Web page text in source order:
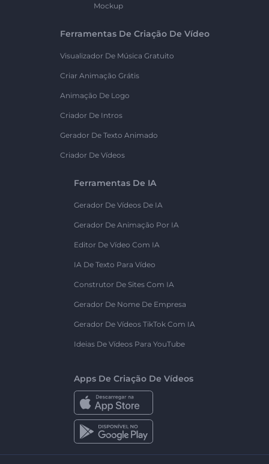
Mockup
Ferramentas De Criação De Vídeo
Visualizador De Música Gratuito
Criar Animação Grátis
Animação De Logo
Criador De Intros
Gerador De Texto Animado
Criador De Vídeos
Ferramentas De IA
Gerador De Vídeos De IA
Gerador De Animação Por IA
Editor De Vídeo Com IA
IA De Texto Para Vídeo
Construtor De Sites Com IA
Gerador De Nome De Empresa
Gerador De Vídeos TikTok Com IA
Ideias De Vídeos Para YouTube
Apps De Criação De Vídeos